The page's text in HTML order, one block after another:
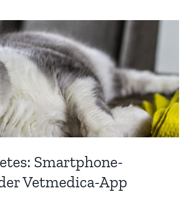
Smartphone-
Vetmedica-App